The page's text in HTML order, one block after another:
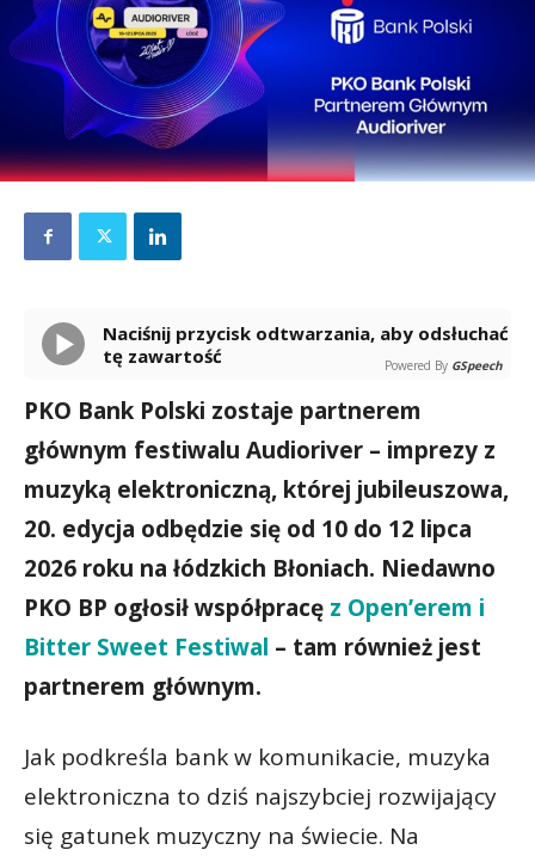
Naciśnij przycisk odtwarzania, aby odsłuchać
tę zawartość
Powered By GSpeech
PKO Bank Polski zostaje partnerem
głównym festiwalu Audioriver – imprezy z
muzyką elektroniczną, której jubileuszowa,
20. edycja odbędzie się od 10 do 12 lipca
2026 roku na łódzkich Błoniach. Niedawno
PKO BP ogłosił współpracę z Open’erem i
Bitter Sweet Festiwal – tam również jest
partnerem głównym.
Jak podkreśla bank w komunikacie, muzyka
elektroniczna to dziś najszybciej rozwijający
się gatunek muzyczny na świecie. Na